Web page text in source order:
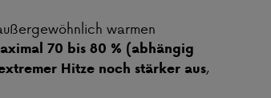
warmen
70 bis 80 % (abhängig
Hitze noch stärker aus,